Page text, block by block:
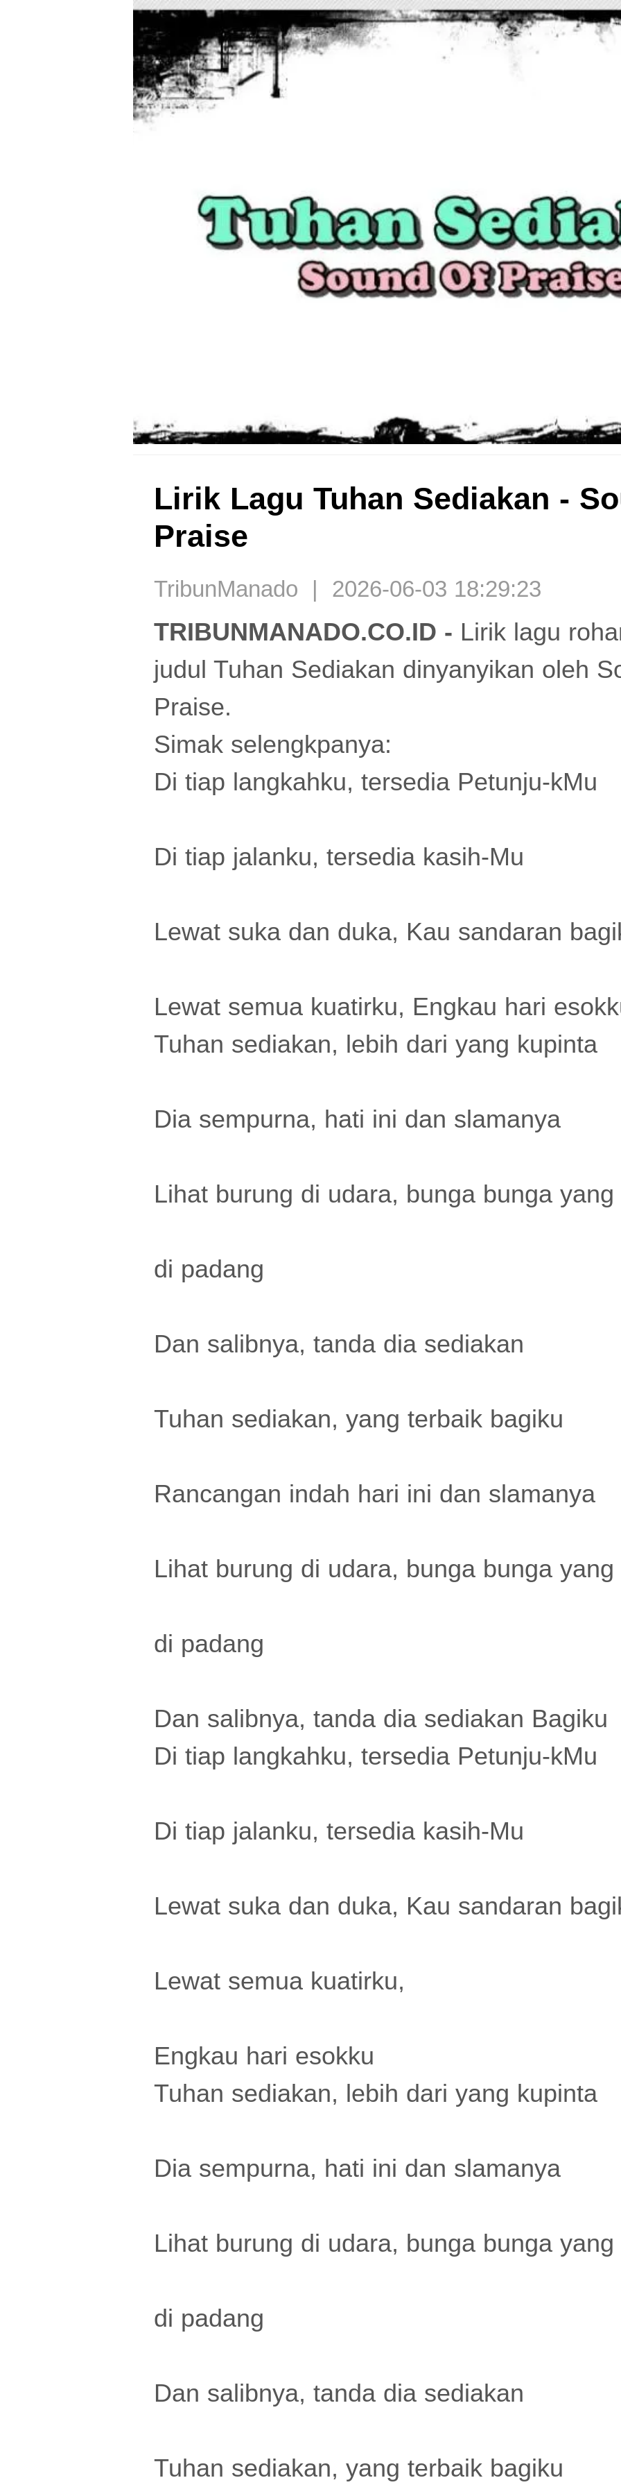
Lirik Lagu Tuhan Sediakan -
Praise
TribunManado | 2026-06-03 18:29:23
TRIBUNMANADO.CO.ID - Lirik lagu
judul Tuhan Sediakan dinyanyikan oleh
Praise.
Simak selengkpanya:
Di tiap langkahku, tersedia Petunju-kMu
Di tiap jalanku, tersedia kasih-Mu
Lewat suka dan duka, Kau sandaran
Lewat semua kuatirku, Engkau hari
Tuhan sediakan, lebih dari yang kupinta
Dia sempurna, hati ini dan slamanya
Lihat burung di udara, bunga bunga yang
di padang
Dan salibnya, tanda dia sediakan
Tuhan sediakan, yang terbaik bagiku
Rancangan indah hari ini dan slamanya
Lihat burung di udara, bunga bunga yang
di padang
Dan salibnya, tanda dia sediakan Bagiku
Di tiap langkahku, tersedia Petunju-kMu
Di tiap jalanku, tersedia kasih-Mu
Lewat suka dan duka, Kau sandaran
Lewat semua kuatirku,
Engkau hari esokku
Tuhan sediakan, lebih dari yang kupinta
Dia sempurna, hati ini dan slamanya
Lihat burung di udara, bunga bunga yang
di padang
Dan salibnya, tanda dia sediakan
Tuhan sediakan, yang terbaik bagiku